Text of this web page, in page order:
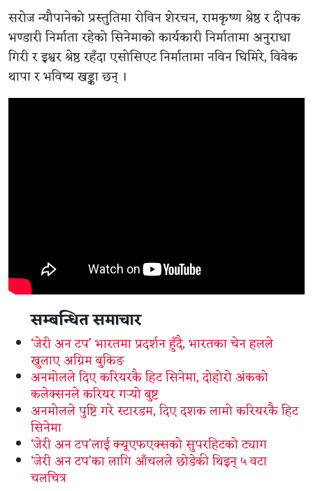
सरोज न्यौपानेको प्रस्तुतिमा रोविन शेरचन, रामकृष्ण श्रेष्ठ र दीपक
भण्डारी निर्माता रहेको सिनेमाको कार्यकारी निर्मातामा अनुराधा
गिरी र इश्वर श्रेष्ठ रहँदा एसोसिएट निर्मातामा नविन घिमिरे, विवेक
थापा र भविष्य खड्का छन् ।
सम्बन्धित समाचार
‘जेरी अन टप’ भारतमा प्रदर्शन हुँदै, भारतका चेन हलले
खुलाए अग्रिम बुकिङ
अनमोलले दिए करियरकै हिट सिनेमा, दोहोरो अंकको
कलेक्सनले करियर गर्‍यो बुष्ट
अनमोलले पुष्टि गरे स्टारडम, दिए दशक लामो करियरकै हिट
सिनेमा
‘जेरी अन टप’लाई क्यूएफएक्सको सुपरहिटको ट्याग
‘जेरी अन टप’का लागि आँचलले छोडेकी थिइन् ५ वटा
चलचित्र